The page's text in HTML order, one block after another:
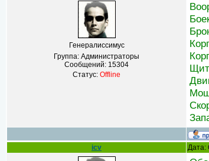
Генералиссимус
Группа: Администраторы
Сообщений: 15304
Статус: Offline
icv Дата: